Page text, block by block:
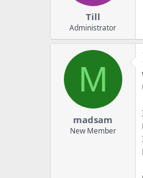
Till
Administrator
M
madsam
New Member